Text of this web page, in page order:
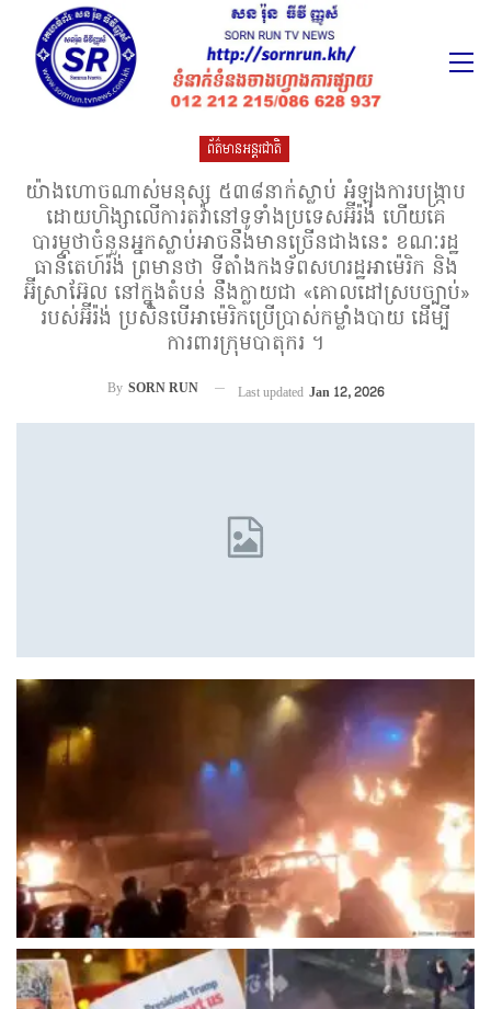
ព័ត៌មានអន្តរជាតិ
យ៉ាងហោចណាស់មនុស្ស ៥៣៨នាក់ស្លាប់ អំឡុងការបង្ក្រាប
ដោយហិង្សាលើការតវ៉ានៅទូទាំងប្រទេសអ៊ីរ៉ង់ ហើយគេ
បារម្ភថាចំនួនអ្នកស្លាប់អាចនឹងមានច្រើនជាងនេះ ខណៈរដ្ឋ
ធានីតេហ៍រ៉ង់ ព្រមានថា ទីតាំងកងទ័ពសហរដ្ឋអាម៉េរិក និង
អ៊ីស្រាអ៊ែល នៅក្នុងតំបន់ នឹងក្លាយជា «គោលដៅស្របច្បាប់»
របស់អ៊ីរ៉ង់ ប្រសិនបើអាម៉េរិកប្រើប្រាស់កម្លាំងបាយ ដើម្បី
ការពារក្រុមបាតុករ ។
By SORN RUN Last updated Jan 12, 2026